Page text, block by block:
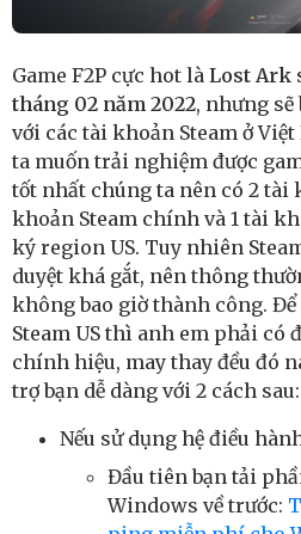
Game F2P cực hot là Lost Ark
tháng 02 năm 2022, nhưng
với các tài khoản Steam ở
ta muốn trải nghiệm được
tốt nhất chúng ta nên có 2 tài
khoản Steam chính và 1 tài
ký region US. Tuy nhiên
duyệt khá gắt, nên thông
không bao giờ thành công.
Steam US thì anh em phải có
chính hiệu, may thay đều đó
trợ bạn dễ dàng với 2 cách sau:
Nếu sử dụng hệ điều
Đầu tiên bạn tải
Windows về trước: